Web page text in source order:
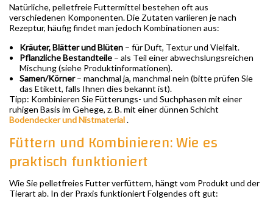
Natürliche, pelletfreie Futtermittel bestehen oft aus
verschiedenen Komponenten. Die Zutaten variieren je nach
Rezeptur, häufig findet man jedoch Kombinationen aus:
Kräuter, Blätter und Blüten – für Duft, Textur und Vielfalt.
Pflanzliche Bestandteile – als Teil einer abwechslungsreichen
Mischung (siehe Produktinformationen).
Samen/Körner– manchmal ja, manchmal nein (bitte prüfen Sie
das Etikett, falls Ihnen dies bekannt ist).
Tipp: Kombinieren Sie Fütterungs- und Suchphasen mit einer
ruhigen Basis im Gehege, z. B. mit einer dünnen Schicht
Bodendecker und Nistmaterial.
Füttern und Kombinieren: Wie es
praktisch funktioniert
Wie Sie pelletfreies Futter verfüttern, hängt vom Produkt und der
Tierart ab. In der Praxis funktioniert Folgendes oft gut: